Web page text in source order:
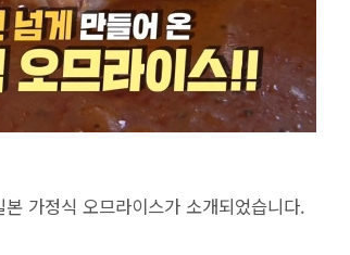
가정식 오므라이스가 소개되었습니다.